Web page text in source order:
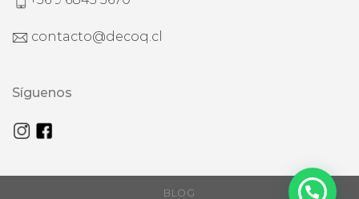
contacto@decoq.cl
Síguenos
BLOG